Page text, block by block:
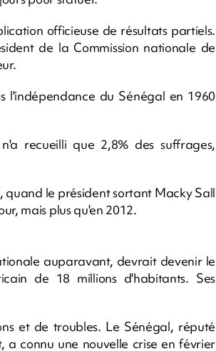
officieuse de résultats partiels.
de la Commission nationale de
l'indépendance du Sénégal en 1960
recueilli que 2,8% des suffrages,
quand le président sortant Macky Sall
mais plus qu'en 2012.
auparavant, devrait devenir le
de 18 millions d'habitants. Ses
et de troubles. Le Sénégal, réputé
a connu une nouvelle crise en février